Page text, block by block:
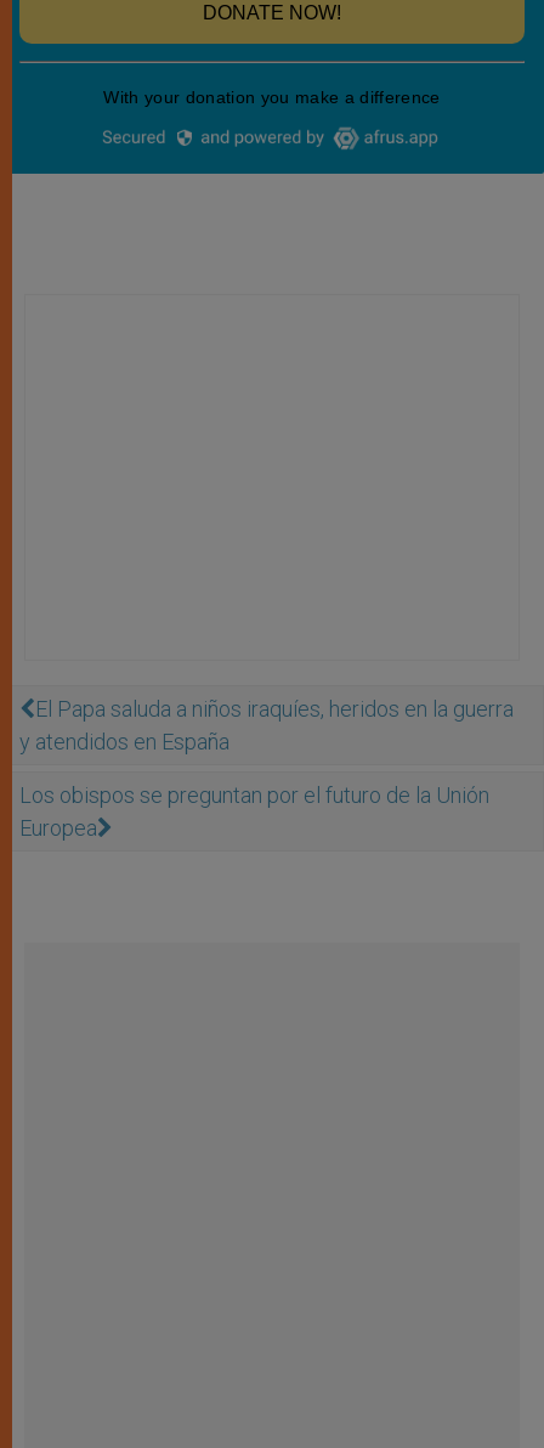
El Papa saluda a niños iraquíes, heridos en la guerra
y atendidos en España
Los obispos se preguntan por el futuro de la Unión
Europea